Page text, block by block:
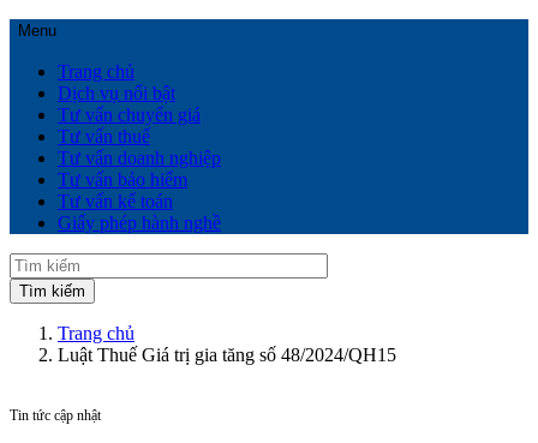
Menu
Trang chủ
Dịch vụ nổi bật
Tư vấn chuyển giá
Tư vấn thuế
Tư vấn doanh nghiệp
Tư vấn bảo hiểm
Tư vấn kế toán
Giấy phép hành nghề
Trang chủ
Luật Thuế Giá trị gia tăng số 48/2024/QH15
Tin tức cập nhật